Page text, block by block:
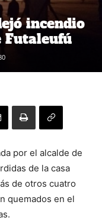
incendio
Futaleufú
por el alcalde de
de la casa
de otros cuatro
quemados en el